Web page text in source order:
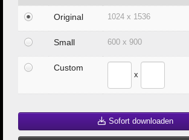
Original 1024 x 1536
Small 600 x 900
Custom
x
Sofort downloaden